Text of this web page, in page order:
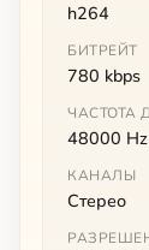
h264
БИТРЕЙТ
780 kbps
ЧАСТОТА
48000 Hz
КАНАЛЫ
Стерео